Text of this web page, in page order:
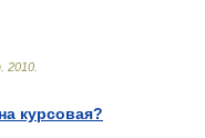
2010
курсовая?